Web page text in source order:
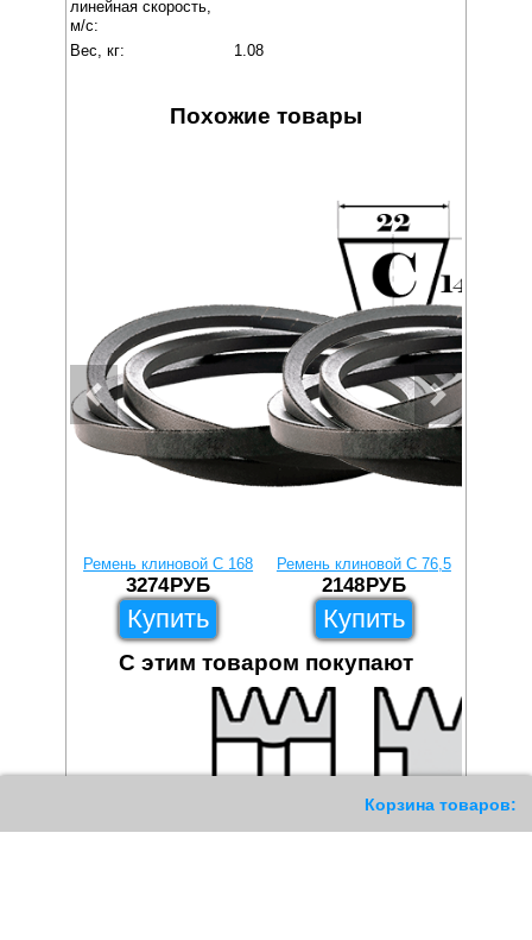
Корзина товаров:
линейная скорость,
м/с:
Вес, кг: 1.08
Похожие товары
Ремень клиновой C 168
3274РУБ
Купить
Ремень клиновой C 76,5
2148РУБ
Купить
С этим товаром покупают
117